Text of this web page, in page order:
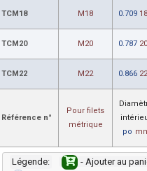
TCM18 M18 0.709
TCM20 M20 0.787
TCM22 M22 0.866
Référence n°
Pour filets
métrique
po
Légende:
- Ajouter au